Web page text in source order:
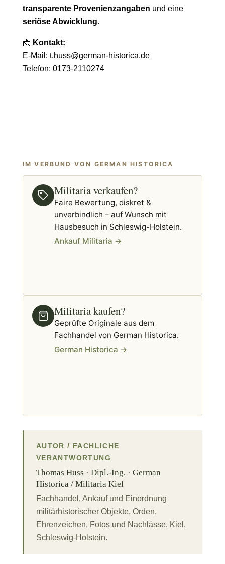
transparente Provenienzangaben und eine
seriöse Abwicklung.
📩 Kontakt:
E-Mail: t.huss@german-historica.de
Telefon: 0173-2110274
IM VERBUND VON GERMAN HISTORICA
Militaria verkaufen?
Faire Bewertung, diskret &
unverbindlich – auf Wunsch mit
Hausbesuch in Schleswig-Holstein.
Ankauf Militaria →
Militaria kaufen?
Geprüfte Originale aus dem
Fachhandel von German Historica.
German Historica →
AUTOR / FACHLICHE
VERANTWORTUNG
Thomas Huss · Dipl.-Ing. · German
Historica / Militaria Kiel
Fachhandel, Ankauf und Einordnung
militärhistorischer Objekte, Orden,
Ehrenzeichen, Fotos und Nachlässe. Kiel,
Schleswig-Holstein.